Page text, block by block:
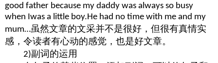
good father because my daddy was always so busy
when Iwas a little boy.He had no time with me and my
mum…虽然文章的文采并不是很好，但很有真情实
感，令读者有心动的感觉，也是好文章。
2)副词的运用